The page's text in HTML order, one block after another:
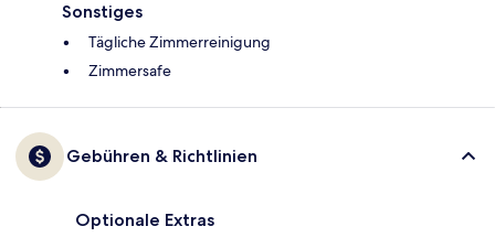
Sonstiges
Tägliche Zimmerreinigung
Zimmersafe
Gebühren & Richtlinien
Optionale Extras